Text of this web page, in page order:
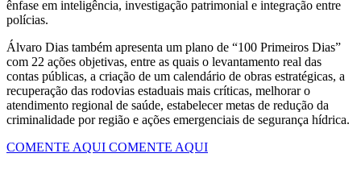
ênfase em inteligência, investigação patrimonial e integração entre
polícias.
Álvaro Dias também apresenta um plano de “100 Primeiros Dias”
com 22 ações objetivas, entre as quais o levantamento real das
contas públicas, a criação de um calendário de obras estratégicas, a
recuperação das rodovias estaduais mais críticas, melhorar o
atendimento regional de saúde, estabelecer metas de redução da
criminalidade por região e ações emergenciais de segurança hídrica.
COMENTE AQUI COMENTE AQUI